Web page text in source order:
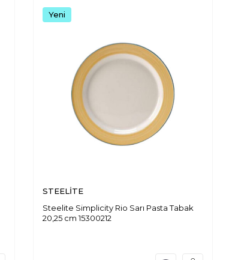
Yeni
STEELİTE
Steelite Simplicity Rio Sarı Pasta Tabak
20,25 cm 15300212